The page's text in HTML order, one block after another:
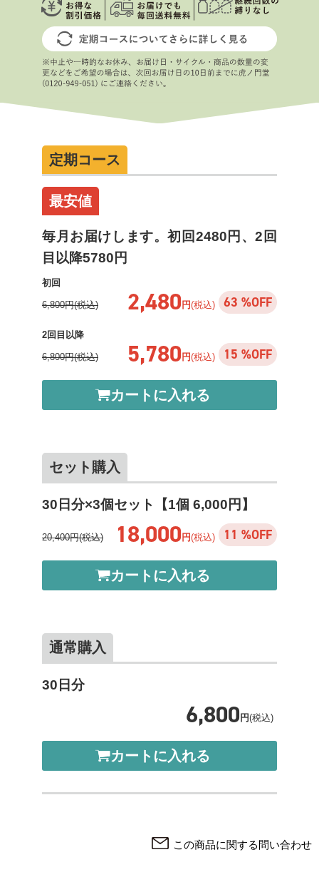
定期コース
最安値
毎月お届けします。初回2480円、2回
目以降5780円
初回
6,800円(税込) 2,480 円(税込) 63 %OFF
2回目以降
6,800円(税込) 5,780 円(税込) 15 %OFF
カートに入れる
セット購入
30日分×3個セット【1個 6,000円】
20,400円(税込) 18,000 円(税込) 11 %OFF
カートに入れる
通常購入
30日分
6,800 円(税込)
カートに入れる
この商品に関する問い合わせ